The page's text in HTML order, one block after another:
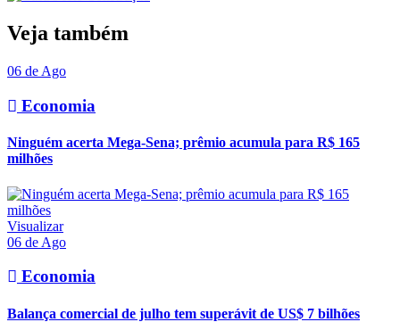
Veja também
06 de Ago
Economia
Ninguém acerta Mega-Sena; prêmio acumula para R$ 165
milhões
Visualizar
06 de Ago
Economia
Balança comercial de julho tem superávit de US$ 7 bilhões